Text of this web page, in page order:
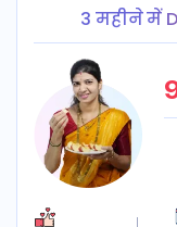
3 महीने में